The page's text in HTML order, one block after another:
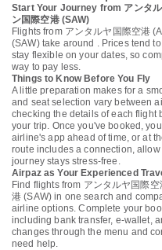
Start Your Journey from アンタル
ン国際空港 (SAW)
Flights from アンタルヤ国際空港
(SAW) take around . Prices tend
stay flexible on your dates, so
way to pay less.
Things to Know Before You Fly
A little preparation makes for a
and seat selection vary between
checking the details of each flight
your trip. Once you've booked,
airline's app ahead of time, or at
route includes a connection,
journey stays stress-free.
Airpaz as Your Experienced
Find flights from アンタルヤ国際
港 (SAW) in one search and
airline options. Complete your
including bank transfer, e-wallet,
changes through the menu and
need help.